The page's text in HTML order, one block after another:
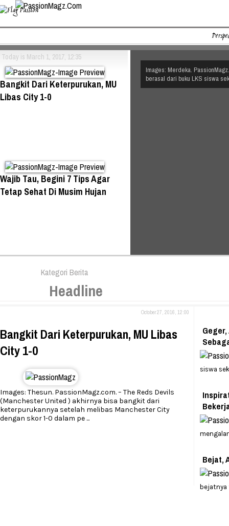
Today is March 1, 2017, 12:35
Bangkit Dari Keterpurukan, MU
Libas City 1-0
Wajib Tau, Begini 7 Tips Agar
Tetap Sehat Di Musim Hujan
Images: Merdeka.
berasal dari buku LKS siswa
Kategori Berita
Headline
October 27, 2016, 12:00
Bangkit Dari Keterpurukan, MU Libas
City 1-0
Images: Thesun. PassionMagz.com. – The Reds Devils
(Manchester United ) akhirnya bisa bangkit dari
keterpurukannya setelah melibas Manchester City
dengan skor 1-0 dalam pe ...
siswa
Bejat,
bejatnya